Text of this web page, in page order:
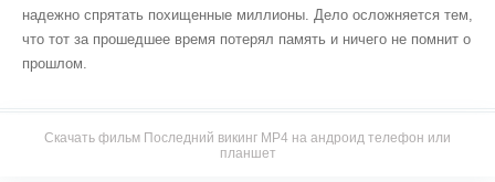
надежно спрятать похищенные миллионы. Дело осложняется тем,
что тот за прошедшее время потерял память и ничего не помнит о
прошлом.
Скачать фильм Последний викинг MP4 на андроид телефон или
планшет